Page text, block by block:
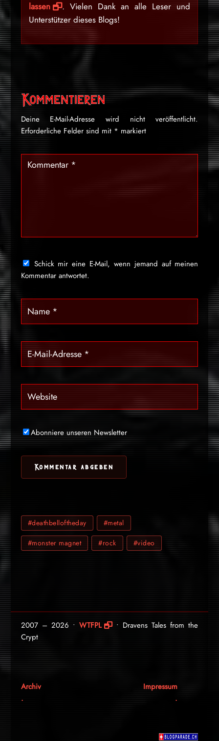
lassen
. Vielen Dank an alle Leser und
Unterstützer dieses Blogs!
Kommentieren
Deine E-Mail-Adresse wird nicht veröffentlicht.
Erforderliche Felder sind mit * markiert
Schick mir eine E-Mail, wenn jemand auf meinen
Kommentar antwortet.
Abonniere unseren Newsletter
#deathbelloftheday #metal
#monster magnet #rock #video
2007 – 2026 •WTFPL
• Dravens Tales from the
Crypt
Archiv
Impressum
.
.